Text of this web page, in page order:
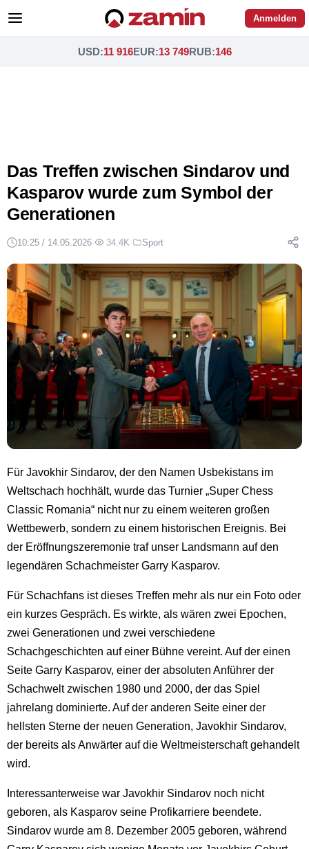
Anmelden
USD:11 916EUR:13 749RUB:146
Das Treffen zwischen Sindarov und
Kasparov wurde zum Symbol der
Generationen
10:25 / 14.05.2026· 34.4K· Sport
Für Javokhir Sindarov, der den Namen Usbekistans im
Weltschach hochhält, wurde das Turnier „Super Chess
Classic Romania“ nicht nur zu einem weiteren großen
Wettbewerb, sondern zu einem historischen Ereignis. Bei
der Eröffnungszeremonie traf unser Landsmann auf den
legendären Schachmeister Garry Kasparov.
Für Schachfans ist dieses Treffen mehr als nur ein Foto oder
ein kurzes Gespräch. Es wirkte, als wären zwei Epochen,
zwei Generationen und zwei verschiedene
Schachgeschichten auf einer Bühne vereint. Auf der einen
Seite Garry Kasparov, einer der absoluten Anführer der
Schachwelt zwischen 1980 und 2000, der das Spiel
jahrelang dominierte. Auf der anderen Seite einer der
hellsten Sterne der neuen Generation, Javokhir Sindarov,
der bereits als Anwärter auf die Weltmeisterschaft gehandelt
wird.
Interessanterweise war Javokhir Sindarov noch nicht
geboren, als Kasparov seine Profikarriere beendete.
Sindarov wurde am 8. Dezember 2005 geboren, während